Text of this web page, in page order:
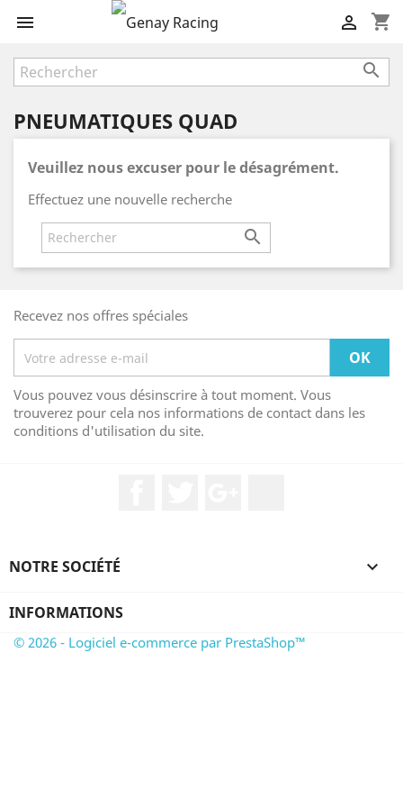
 shopping_cart


PNEUMATIQUES QUAD
Veuillez nous excuser pour le désagrément.
Effectuez une nouvelle recherche

Recevez nos offres spéciales
Vous pouvez vous désinscrire à tout moment. Vous
trouverez pour cela nos informations de contact dans les
conditions d'utilisation du site.
NOTRE SOCIÉTÉ 
INFORMATIONS
© 2026 - Logiciel e-commerce par PrestaShop™